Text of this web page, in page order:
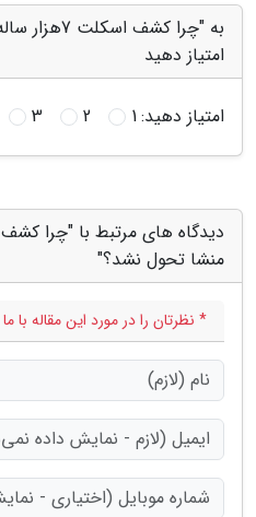
به "چرا کشف
امتیاز دهید
امتیاز دهید:1
2
3
منشا تحول نشد؟"
* نظرتان را در مورد این مقاله با